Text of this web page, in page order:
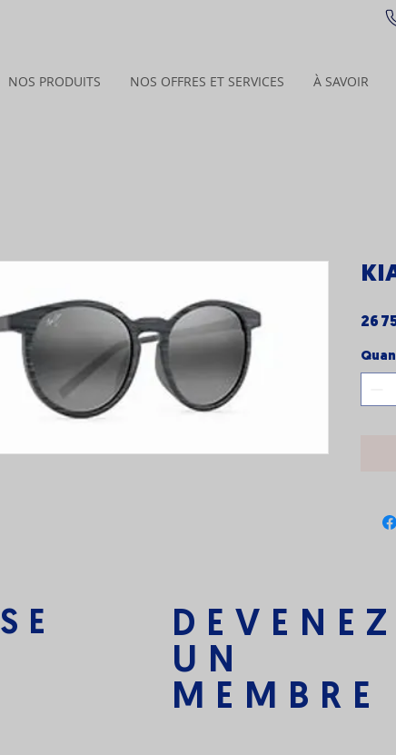
NOS PRODUITS NOS OFFRES ET SERVICES À SAVOIR
26
DEVENEZ
UN
MEMBRE